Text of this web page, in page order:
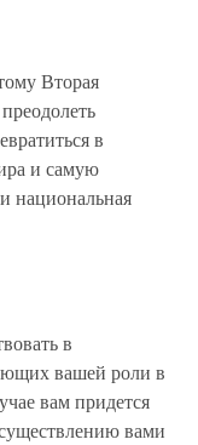
Вторая
в
и самую
национальная
в
вашей роли в
вам придется
вами